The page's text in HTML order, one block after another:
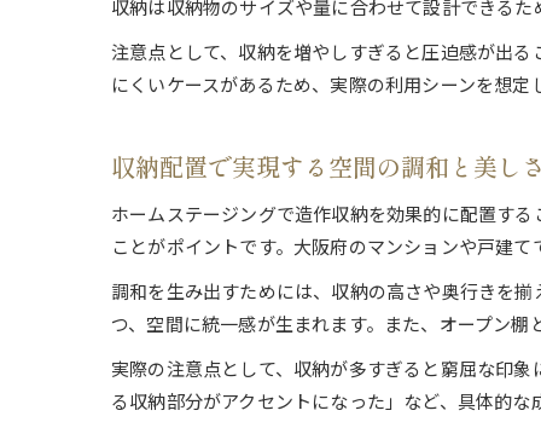
収納は収納物のサイズや量に合わせて設計できる
注意点として、収納を増やしすぎると圧迫感が出
にくいケースがあるため、実際の利用シーンを想定
収納配置で実現する空間の調和と美しさ
ホームステージングで造作収納を効果的に配置す
ことがポイントです。大阪府のマンションや戸建
調和を生み出すためには、収納の高さや奥行きを
つ、空間に統一感が生まれます。また、オープン
実際の注意点として、収納が多すぎると窮屈な印
る収納部分がアクセントになった」など、具体的な